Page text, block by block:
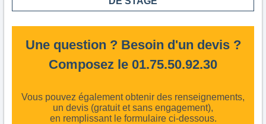
Une question ? Besoin d'un devis ?
Composez le 01.75.50.92.30
Vous pouvez également obtenir des renseignements,
un devis (gratuit et sans engagement),
en remplissant le formulaire ci-dessous.